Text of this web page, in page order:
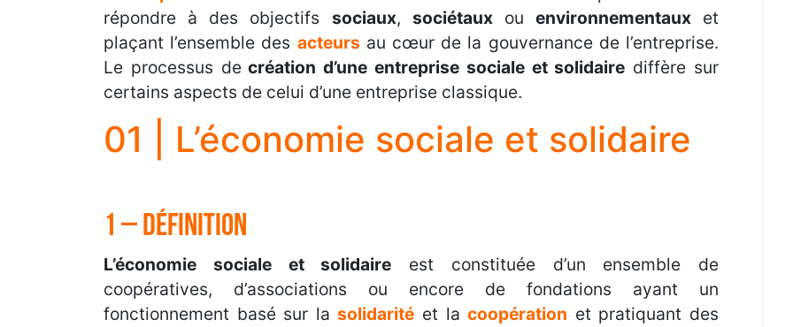
répondre à des objectifs sociaux, sociétauxou environnementauxet
plaçant l’ensemble des acteurs au cœur de la gouvernance de l’entreprise.
Le processus decréation d’une entreprise sociale et solidaire diffère sur
certains aspects de celui d’une entreprise classique.
01 | L’économie sociale et solidaire
1 – Définition
L’économie sociale et solidaire est constituée d’un ensemble de
coopératives, d’associations ou encore de fondations ayant un
fonctionnement basé sur lasolidarité et lacoopération et pratiquant des